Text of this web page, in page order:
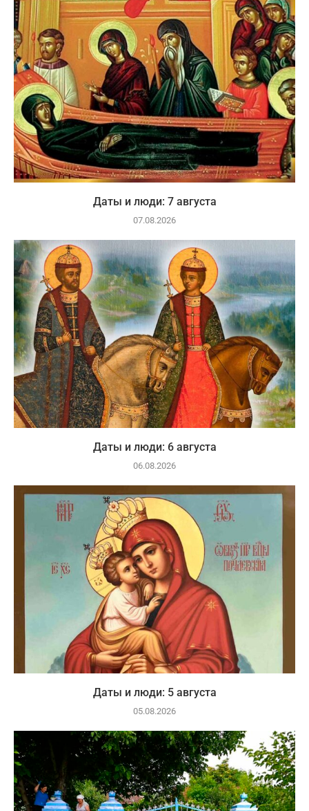
Даты и люди: 7 августа
07.08.2026
Даты и люди: 6 августа
06.08.2026
Даты и люди: 5 августа
05.08.2026